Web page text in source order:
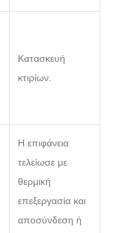
Κατασκευή
κτιρίων.
Η επιφάνεια
τελείωσε με
θερμική
επεξεργασία και
αποσύνδεση ή